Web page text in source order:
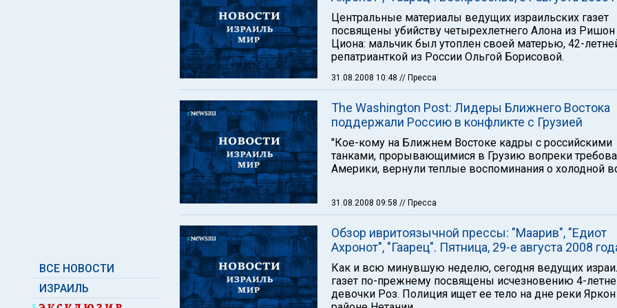
ВСЕ НОВОСТИ
ИЗРАИЛЬ
Центральные материалы ведущих израильских газет
посвящены убийству четырехлетнего Алона из
Циона: мальчик был утоплен своей матерью, 42-
репатрианткой из России Ольгой Борисовой.
31.08.2008 10:48 // Пресса
The Washington Post: Лидеры Ближнего Востока
поддержали Россию в конфликте с Грузией
"Кое-кому на Ближнем Востоке кадры с российскими
танками, прорывающимися в Грузию вопреки
Америки, вернули теплые воспоминания о холодной
31.08.2008 09:58 // Пресса
Обзор ивритоязычной прессы: "Маарив", "Едиот
Ахронот", "Гаарец". Пятница, 29-е августа 2008
Как и всю минувшую неделю, сегодня ведущих
газет по-прежнему посвящены исчезновению 4-
девочки Роз. Полиция ищет ее тело на дне реки